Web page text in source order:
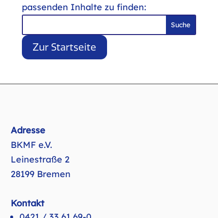
passenden Inhalte zu finden:
Zur Startseite
Adresse
BKMF e.V.
Leinestraße 2
28199 Bremen
Kontakt